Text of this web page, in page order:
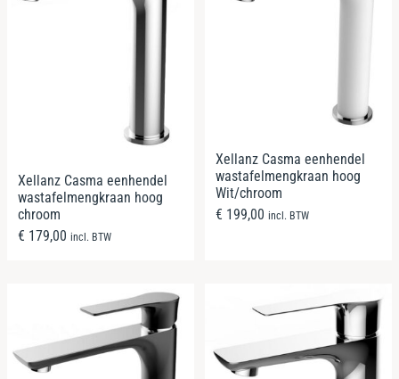
Xellanz Casma eenhendel
wastafelmengkraan hoog
chroom
€ 179,00 incl. BTW
Xellanz Casma eenhendel
wastafelmengkraan hoog
Wit/chroom
€ 199,00 incl. BTW